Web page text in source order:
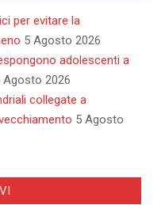
per evitare la
5 Agosto 2026
adolescenti a
Agosto 2026
collegate a
5 Agosto